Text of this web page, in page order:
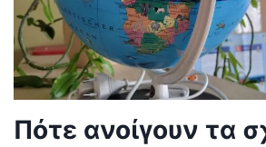
Πότε ανοίγουν τα